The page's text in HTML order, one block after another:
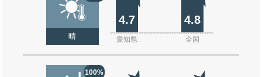
晴
4.7 4.8
愛知県 全国
100%